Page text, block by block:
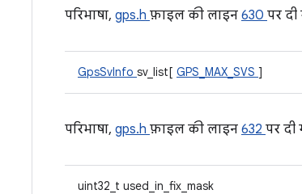
परिभाषा, gps.h फ़ाइल की लाइन 630 पर दी
GpsSvInfo sv_list[ GPS_MAX_SVS ]
परिभाषा, gps.h फ़ाइल की लाइन 632 पर दी
uint32_t used_in_fix_mask